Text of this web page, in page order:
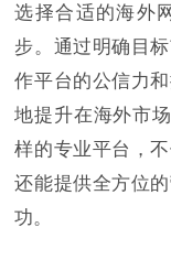
选择合适的海外
步。通过明确目
作平台的公信力
地提升在海外市
样的专业平台，
还能提供全方位
功。